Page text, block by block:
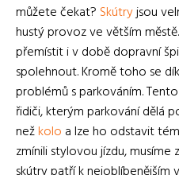
můžete čekat? Skútryjsou
hustý provoz ve větším
přemístit i v době dopravní
spolehnout. Kromě toho se
problémů s parkováním.
řidiči, kterým parkování dělá
nežkolo a lze ho odstavit
zmínili stylovou jízdu,